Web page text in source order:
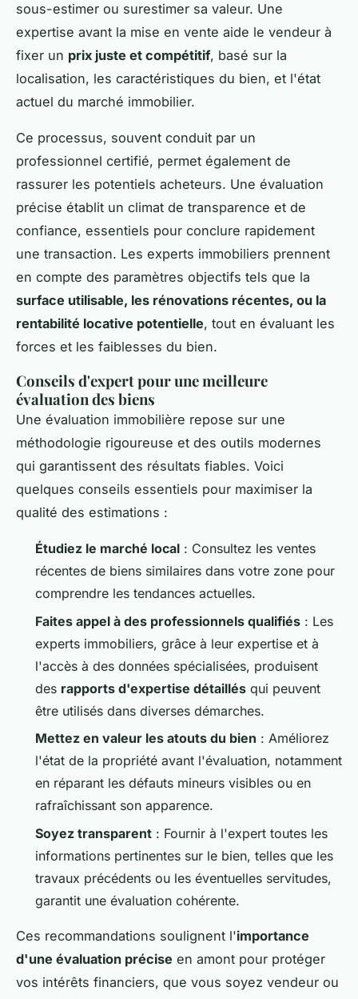
sous-estimer ou surestimer sa valeur. Une
expertise avant la mise en vente aide le vendeur à
fixer un prix juste et compétitif, basé sur la
localisation, les caractéristiques du bien, et l'état
actuel du marché immobilier.
Ce processus, souvent conduit par un
professionnel certifié, permet également de
rassurer les potentiels acheteurs. Une évaluation
précise établit un climat de transparence et de
confiance, essentiels pour conclure rapidement
une transaction. Les experts immobiliers prennent
en compte des paramètres objectifs tels que la
surface utilisable, les rénovations récentes, ou la
rentabilité locative potentielle, tout en évaluant les
forces et les faiblesses du bien.
Conseils d'expert pour une meilleure
évaluation des biens
Une évaluation immobilière repose sur une
méthodologie rigoureuse et des outils modernes
qui garantissent des résultats fiables. Voici
quelques conseils essentiels pour maximiser la
qualité des estimations :
Étudiez le marché local : Consultez les ventes
récentes de biens similaires dans votre zone pour
comprendre les tendances actuelles.
Faites appel à des professionnels qualifiés : Les
experts immobiliers, grâce à leur expertise et à
l'accès à des données spécialisées, produisent
des rapports d'expertise détaillés qui peuvent
être utilisés dans diverses démarches.
Mettez en valeur les atouts du bien : Améliorez
l'état de la propriété avant l'évaluation, notamment
en réparant les défauts mineurs visibles ou en
rafraîchissant son apparence.
Soyez transparent : Fournir à l'expert toutes les
informations pertinentes sur le bien, telles que les
travaux précédents ou les éventuelles servitudes,
garantit une évaluation cohérente.
Ces recommandations soulignent l'importance
d'une évaluation précise en amont pour protéger
vos intérêts financiers, que vous soyez vendeur ou